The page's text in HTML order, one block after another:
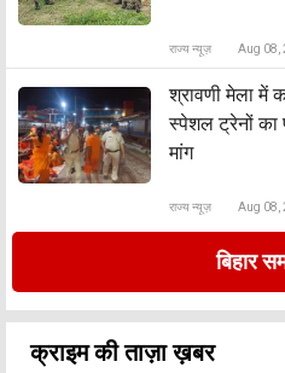
राज्य न्यूज़ Aug 08,
श्रावणी मेला में
स्पेशल ट्रेनों का
मांग
राज्य न्यूज़ Aug 08,
बिहार
क्राइम की ताज़ा ख़बर